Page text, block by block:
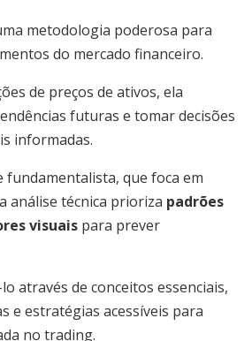
metodologia poderosa para
do mercado financeiro.
de preços de ativos, ela
futuras e tomar decisões
informadas.
fundamentalista, que foca em
análise técnica prioriza padrões
visuais para prever
através de conceitos essenciais,
e estratégias acessíveis para
no trading.